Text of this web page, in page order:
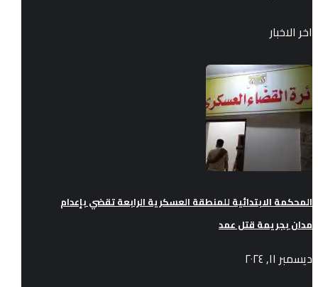
اخر الاخبار
المحكمة الابتدائية للمنطقة العسكرية الرابعة تقضي بإعدام
مدان بجريمة قتل عمد
ديسمبر ١١, ٢٠٢٤